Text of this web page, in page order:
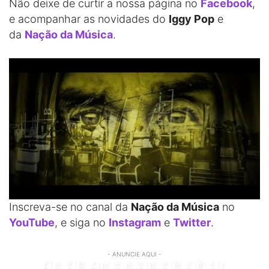
Não deixe de curtir a nossa página no Facebook,
e acompanhar as novidades do Iggy Pop e
da Nação da Música.
Inscreva-se no canal da Nação da Música no
YouTube, e siga no Instagram e Twitter.
- ANUNCIE AQUI -